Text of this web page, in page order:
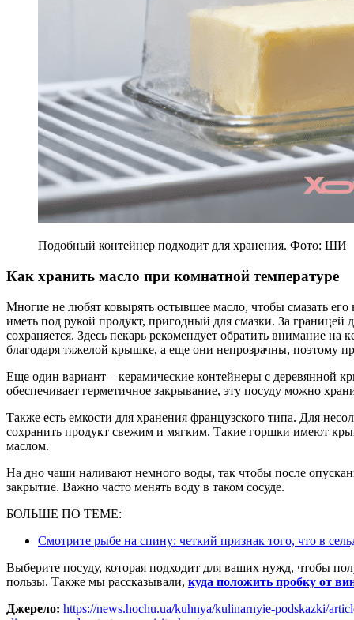
Подобный контейнер подходит для хранения. Фото: ШИ
Как хранить масло при комнатной температуре
Многие не любят ковырять остывшее масло, чтобы смазать
иметь под рукой продукт, пригодный для смазки. За
сохраняется. Здесь пекарь рекомендует обратить внимание
благодаря тяжелой крышке, а еще они непрозрачны, поэтому
Еще один вариант – керамические контейнеры с деревянной
обеспечивает герметичное закрывание, эту посуду можно
Также есть емкости для хранения французского типа. Для
сохранить продукт свежим и мягким. Такие горшки имеют
маслом.
На дно чаши наливают немного воды, так чтобы после
закрытие. Важно часто менять воду в таком сосуде.
БОЛЬШЕ ПО ТЕМЕ:
Смотрите рыбе на спину: четкий признак того, что в
Выберите посуду, которая подходит для ваших нужд, чтобы
пользы. Также мы рассказывали, куда положить пробку от
Джерело: https://news.hochu.ua/kuhnya/kulinarnyie-podskazki/